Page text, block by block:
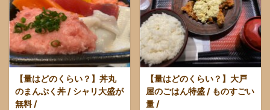
【量はどのくらい？】丼丸
のまんぷく丼 / シャリ大盛が
無料 /
【量はどのくらい？】大戸
屋のごはん特盛 / ものすごい
量 /